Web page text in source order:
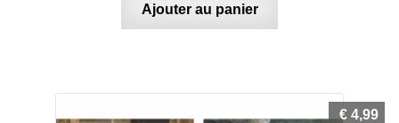
Ajouter au panier
€ 4,99